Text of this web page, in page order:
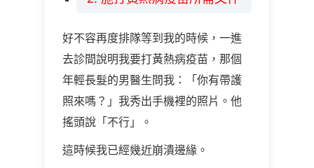
好不容再度排隊等到我的時候，一進
去診間說明我要打黃熱病疫苗，那個
年輕長髮的男醫生問我：「你有帶護
照來嗎？」我秀出手機裡的照片。他
搖頭說「不行」。
這時候我已經幾近崩潰邊緣。